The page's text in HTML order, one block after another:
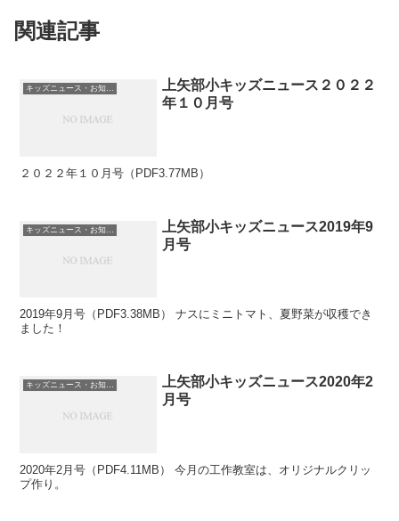
関連記事
キッズニュース・お知らせ
上矢部小キッズニュース２０２２
年１０月号
２０２２年１０月号（PDF3.77MB）
上矢部小キッズニュース2019年9
月号
2019年9月号（PDF3.38MB） ナスにミニトマト、夏野菜が収穫でき
ました！
上矢部小キッズニュース2020年2
月号
2020年2月号（PDF4.11MB） 今月の工作教室は、オリジナルクリッ
プ作り。